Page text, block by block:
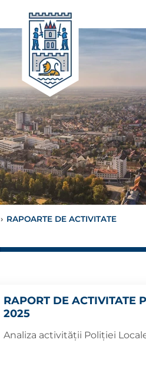
› RAPOARTE DE ACTIVITATE
RAPORT DE ACTIVITATE
2025
Analiza activității Poliției